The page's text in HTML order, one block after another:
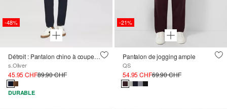
-48%
Détroit : Pantalon chino à coupe décontractée en coton extensible
s.Oliver
45.95 CHF89.90 CHF
DURABLE
-21%
Pantalon de jogging ample
QS
54.95 CHF69.90 CHF